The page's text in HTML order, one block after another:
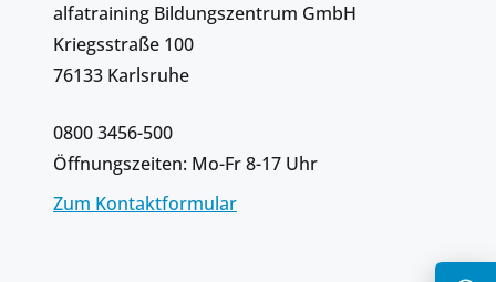
alfatraining Bildungszentrum GmbH
Kriegsstraße 100
76133 Karlsruhe
0800 3456-500
Öffnungszeiten: Mo-Fr 8-17 Uhr
Zum Kontaktformular